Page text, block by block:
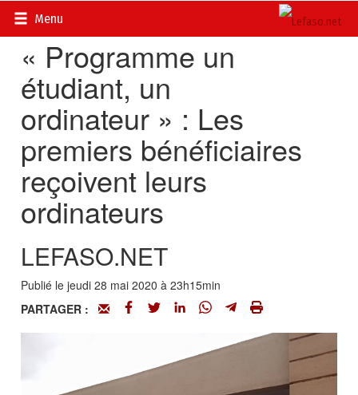
Menu
Accueil>
« Programme un
étudiant, un
ordinateur » : Les
premiers bénéficiaires
reçoivent leurs
ordinateurs
LEFASO.NET
Publié le jeudi 28 mai 2020 à 23h15min
PARTAGER :